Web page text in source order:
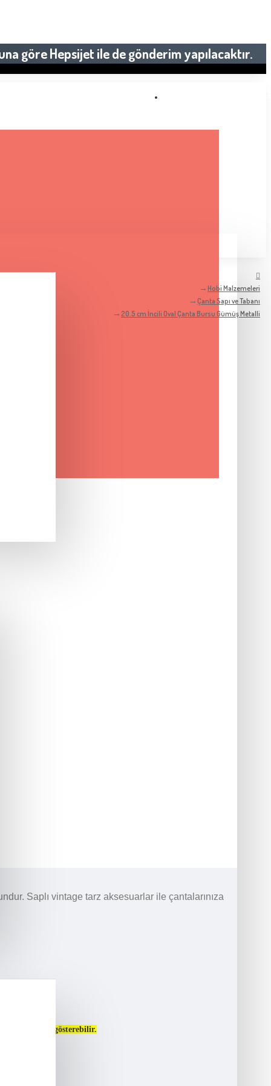
göre Hepsijet ile de gönderim yapılacaktır.
Hobi Malzemeleri
Çanta Sapı ve Tabanı
20.5 cm İncili Oval Çanta Bursu Gümüş Metalli
Saplı vintage tarz aksesuarlar ile çantalarınıza
ton farklılığı gösterebilir.